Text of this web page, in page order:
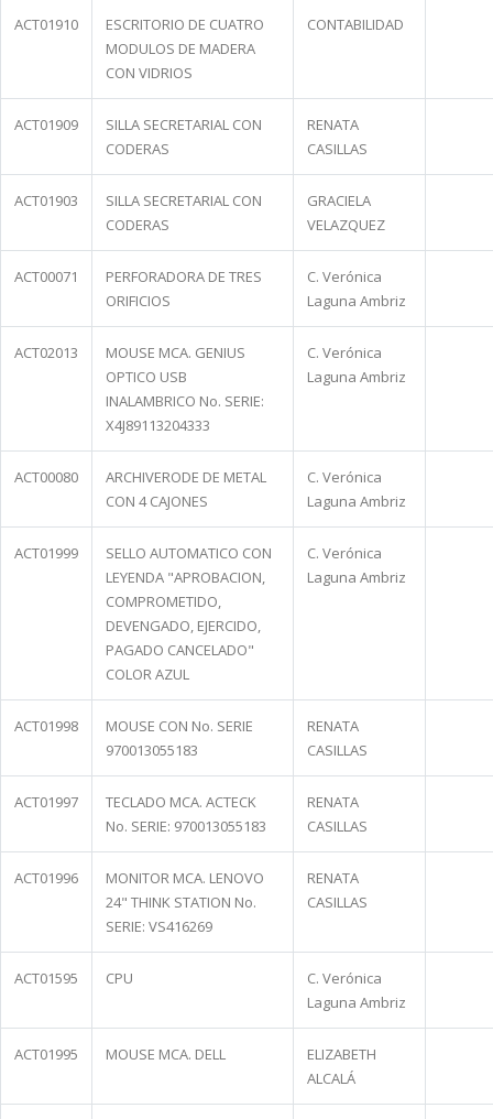
ACT01910
ESCRITORIO DE CUATRO
MODULOS DE MADERA
CON VIDRIOS
CONTABILIDAD
ACT01909
SILLA SECRETARIAL CON
CODERAS
RENATA
CASILLAS
ACT01903
SILLA SECRETARIAL CON
CODERAS
GRACIELA
VELAZQUEZ
ACT00071
PERFORADORA DE TRES
ORIFICIOS
C. Verónica
Laguna Ambriz
ACT02013
MOUSE MCA. GENIUS
OPTICO USB
INALAMBRICO No. SERIE:
X4J89113204333
C. Verónica
Laguna Ambriz
ACT00080
ARCHIVERODE DE METAL
CON 4 CAJONES
C. Verónica
Laguna Ambriz
ACT01999
SELLO AUTOMATICO CON
LEYENDA "APROBACION,
COMPROMETIDO,
DEVENGADO, EJERCIDO,
PAGADO CANCELADO"
COLOR AZUL
C. Verónica
Laguna Ambriz
ACT01998
MOUSE CON No. SERIE
970013055183
RENATA
CASILLAS
ACT01997
TECLADO MCA. ACTECK
No. SERIE: 970013055183
RENATA
CASILLAS
ACT01996
MONITOR MCA. LENOVO
24" THINK STATION No.
SERIE: VS416269
RENATA
CASILLAS
ACT01595 CPU
C. Verónica
Laguna Ambriz
ACT01995 MOUSE MCA. DELL
ELIZABETH
ALCALÁ